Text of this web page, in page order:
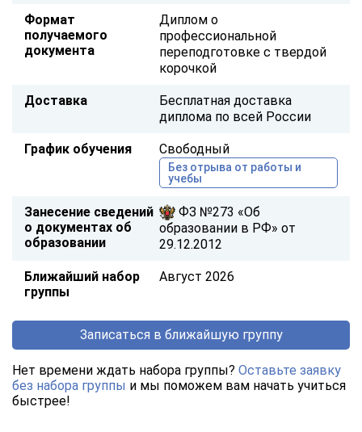
Формат
получаемого
документа
Диплом о
профессиональной
переподготовке с твердой
корочкой
Доставка
Бесплатная доставка
диплома по всей России
График обучения Свободный
Без отрыва от работы и
учебы
Занесение сведений
о документах об
образовании
ФЗ №273 «Об
образовании в РФ» от
29.12.2012
Ближайший набор
группы
Август 2026
Записаться в ближайшую группу
Нет времени ждать набора группы? Оставьте заявку
без набора группы и мы поможем вам начать учиться
быстрее!